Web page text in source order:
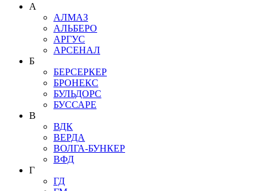
А
АЛМАЗ
АЛЬБЕРО
АРГУС
АРСЕНАЛ
Б
БЕРСЕРКЕР
БРОНЕКС
БУЛЬДОРС
БУССАРЕ
В
ВДК
ВЕРДА
ВОЛГА-БУНКЕР
ВФД
Г
ГД